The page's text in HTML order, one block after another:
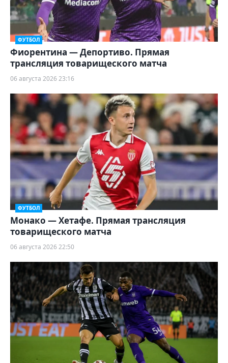
ФУТБОЛ
Фиорентина — Депортиво. Прямая
трансляция товарищеского матча
06 августа 2026 23:16
ФУТБОЛ
Монако — Хетафе. Прямая трансляция
товарищеского матча
06 августа 2026 22:50